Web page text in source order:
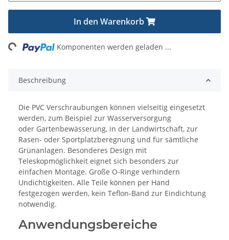
In den Warenkorb
Komponenten werden geladen ...
Beschreibung
Die PVC Verschraubungen können vielseitig eingesetzt
werden, zum Beispiel zur Wasserversorgung
oder Gartenbewässerung, in der Landwirtschaft, zur
Rasen- oder Sportplatzberegnung und für sämtliche
Grünanlagen. Besonderes Design mit
Teleskopmöglichkeit eignet sich besonders zur
einfachen Montage. Große O-Ringe verhindern
Undichtigkeiten. Alle Teile können per Hand
festgezogen werden, kein Teflon-Band zur Eindichtung
notwendig.
Anwendungsbereiche